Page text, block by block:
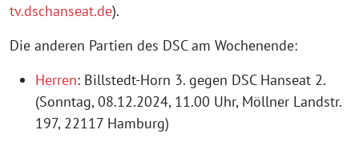
tv.dschanseat.de).
Die anderen Partien des DSC am Wochenende:
Herren: Billstedt-Horn 3. gegen DSC Hanseat 2.
(Sonntag, 08.12.2024, 11.00 Uhr, Möllner Landstr.
197, 22117 Hamburg)